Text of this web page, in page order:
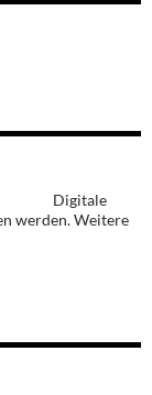
Digitale
werden. Weitere